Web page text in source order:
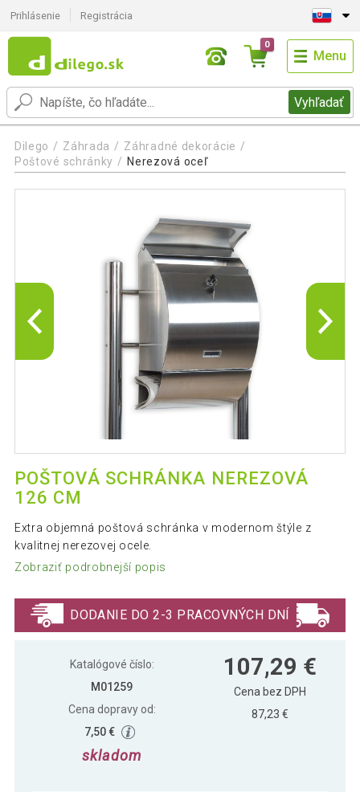
Prihlásenie Registrácia
Vyhľadať
0
Menu
Dilego Záhrada
Záhradné dekorácie
Poštové schránky
Nerezová oceľ
POŠTOVÁ SCHRÁNKA NEREZOVÁ
126 CM
Extra objemná poštová schránka v modernom štýle z
kvalitnej nerezovej ocele.
Zobraziť podrobnejší popis
DODANIE DO 2-3 PRACOVNÝCH DNÍ
Katalógové číslo:
M01259
Cena dopravy od:
7,50 €
skladom
107,29 €
Cena bez DPH
87,23 €